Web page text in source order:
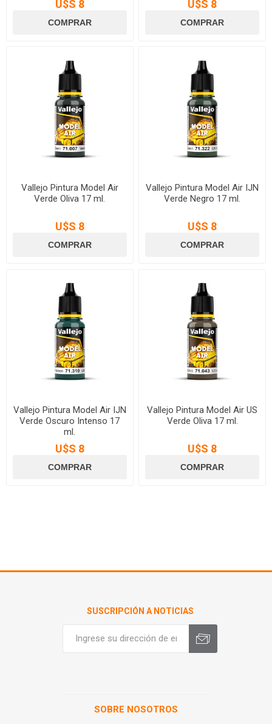
U$S 8 U$S 8
Vallejo Pintura Model Air
Verde Oliva 17 ml.
U$S 8
Vallejo Pintura Model Air IJN
Verde Negro 17 ml.
U$S 8
Vallejo Pintura Model Air IJN
Verde Oscuro Intenso 17
ml.
U$S 8
Vallejo Pintura Model Air US
Verde Oliva 17 ml.
U$S 8
SUSCRIPCIÓN A NOTICIAS
SOBRE NOSOTROS